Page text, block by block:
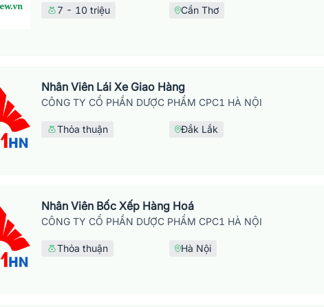
7 - 10 triệu Cần Thơ
Nhân Viên Lái Xe Giao Hàng
CÔNG TY CỔ PHẦN DƯỢC PHẨM CPC1 HÀ NỘI
Thỏa thuận Đắk Lắk
Nhân Viên Bốc Xếp Hàng Hoá
CÔNG TY CỔ PHẦN DƯỢC PHẨM CPC1 HÀ NỘI
Thỏa thuận Hà Nội